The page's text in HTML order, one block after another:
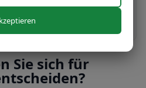
Sie sich für